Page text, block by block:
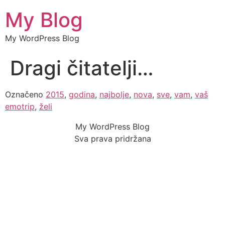
My Blog
My WordPress Blog
Dragi čitatelji…
Označeno 2015, godina, najbolje, nova, sve, vam, vaš
emotrip, želi
My WordPress Blog
Sva prava pridržana